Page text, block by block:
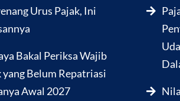
Urus Pajak, Ini
Bakal Periksa Wajib
yang Belum Repatriasi
Awal 2027